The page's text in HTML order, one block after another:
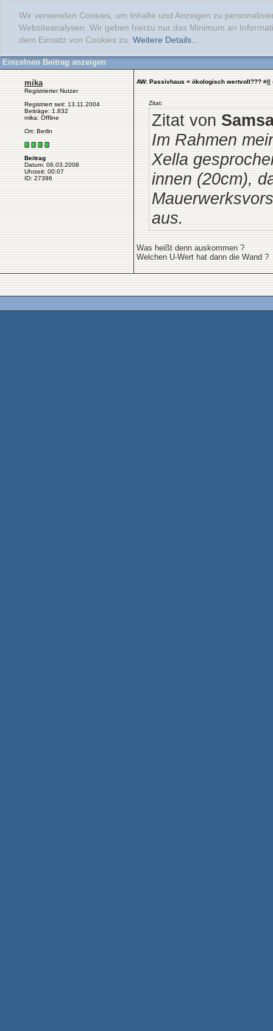
Wir verwenden Cookies, um Inhalte und Anzeigen zu
Websiteanalysen. Wir geben hierzu nur das Minimum an
dem Einsatz von Cookies zu. Weitere Details...
Einzelnen Beitrag anzeigen
mika
Registrierter Nutzer
Registriert seit: 13.11.2004
Beiträge: 1.832
mika: Offline
Ort: Berlin
Beitrag
Datum: 06.03.2008
Uhrzeit: 00:07
ID: 27396
AW: Passivhaus = ökologisch wertvoll??? #8
Zitat:
Zitat von
Im Rahmen
Xella
innen (20cm),
aus.
Was heißt denn auskommen ?
Welchen U-Wert hat dann die Wand ?